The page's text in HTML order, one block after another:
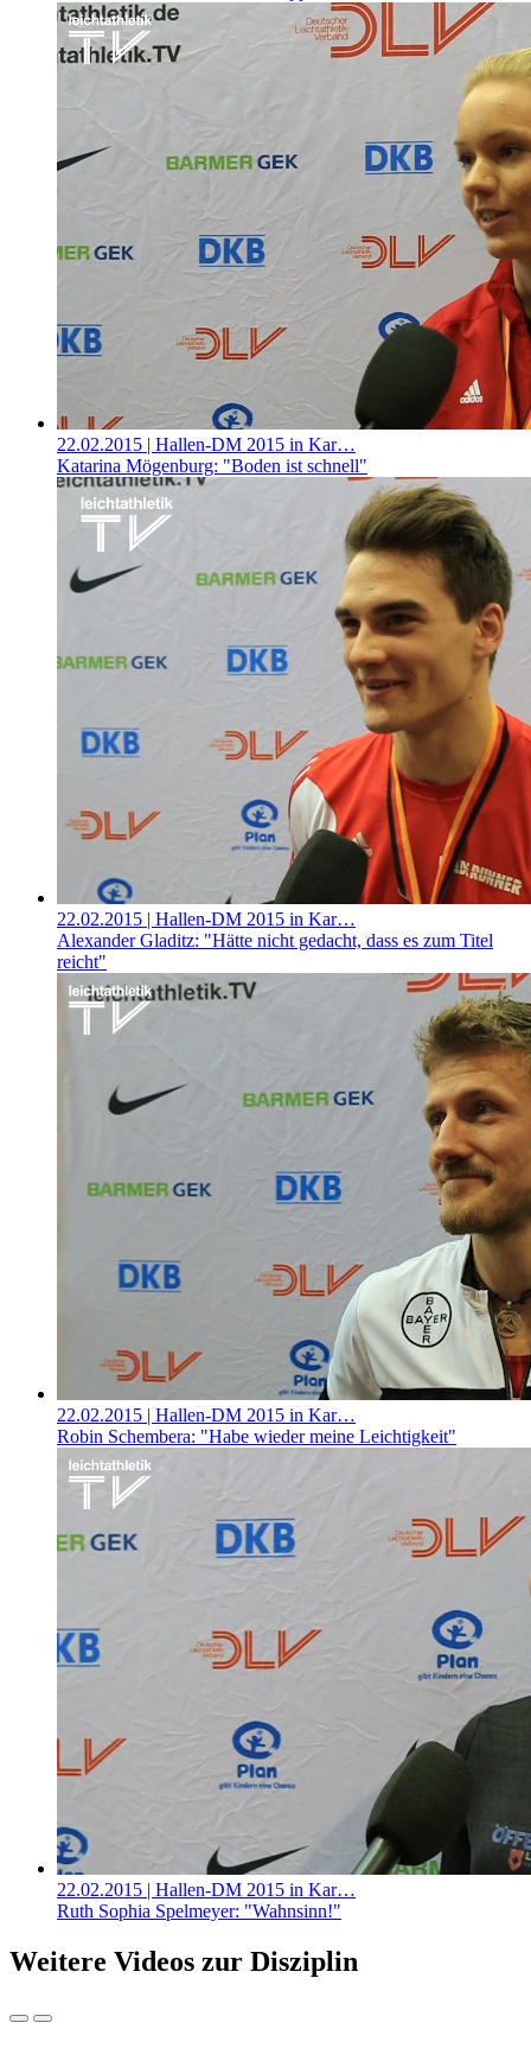
22.02.2015 | Hallen-DM 2015 in Kar…
Katarina Mögenburg: "Boden ist schnell"
22.02.2015 | Hallen-DM 2015 in Kar…
Alexander Gladitz: "Hätte nicht gedacht, dass es zum Titel
reicht"
22.02.2015 | Hallen-DM 2015 in Kar…
Robin Schembera: "Habe wieder meine Leichtigkeit"
22.02.2015 | Hallen-DM 2015 in Kar…
Ruth Sophia Spelmeyer: "Wahnsinn!"
Weitere Videos zur Disziplin